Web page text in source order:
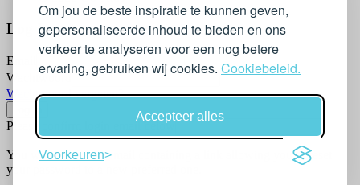
Om jou de beste inspiratie te kunnen geven,
gepersonaliseerde inhoud te bieden en ons
verkeer te analyseren voor een nog betere
ervaring, gebruiken wij cookies. Cookiebeleid.
Accepteer alles
Voorkeuren
Log In
Email
Wachtwoord
Wachtwoord vergeten?
Please confirm login email below
You will receive an email containing a link allowing you to reset
your password to a new preferred one.